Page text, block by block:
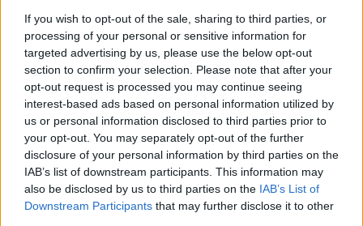
If you wish to opt-out of the sale, sharing to third parties, or
processing of your personal or sensitive information for
targeted advertising by us, please use the below opt-out
section to confirm your selection. Please note that after your
opt-out request is processed you may continue seeing
interest-based ads based on personal information utilized by
us or personal information disclosed to third parties prior to
your opt-out. You may separately opt-out of the further
disclosure of your personal information by third parties on the
IAB’s list of downstream participants. This information may
also be disclosed by us to third parties on the IAB’s List of
Downstream Participants that may further disclose it to other